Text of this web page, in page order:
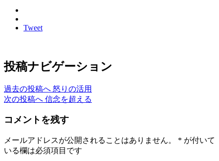
Tweet
投稿ナビゲーション
過去の投稿へ 怒りの活用
次の投稿へ 信念を超える
コメントを残す
メールアドレスが公開されることはありません。 * が付いて
いる欄は必須項目です